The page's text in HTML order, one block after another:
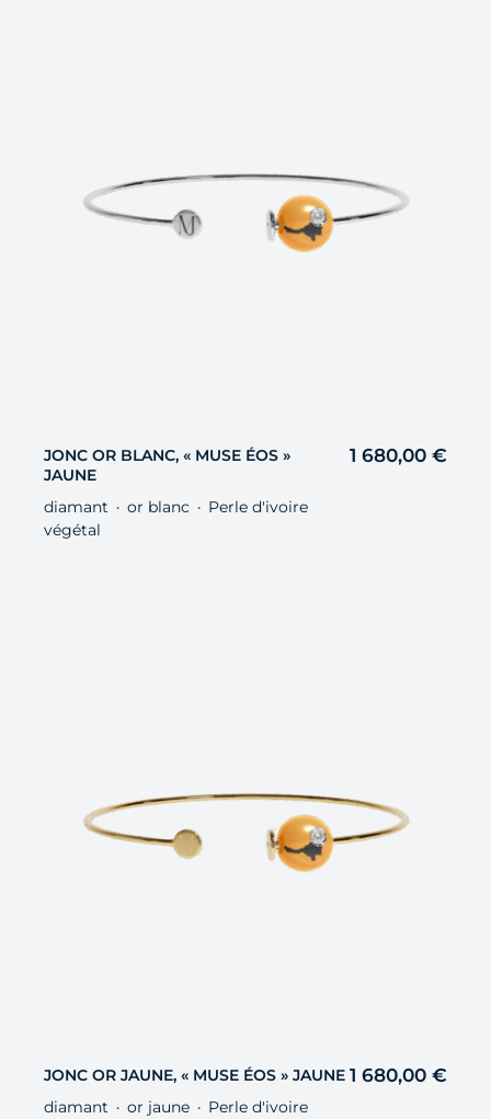
JONC OR BLANC, « MUSE ÉOS »
JAUNE
1 680,00 €
diamant ・ or blanc ・ Perle d'ivoire
végétal
JONC OR JAUNE, « MUSE ÉOS » JAUNE 1 680,00 €
diamant ・ or jaune ・ Perle d'ivoire